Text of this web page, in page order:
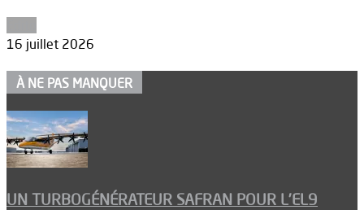
16 juillet 2026
À NE PAS MANQUER
UN TURBOGÉNÉRATEUR SAFRAN POUR L’EL9